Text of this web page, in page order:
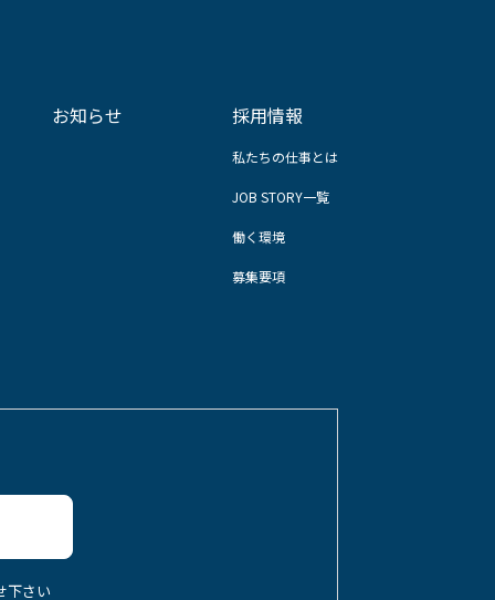
お知らせ 採用情報
私たちの仕事とは
JOB STORY一覧
働く環境
募集要項
下さい